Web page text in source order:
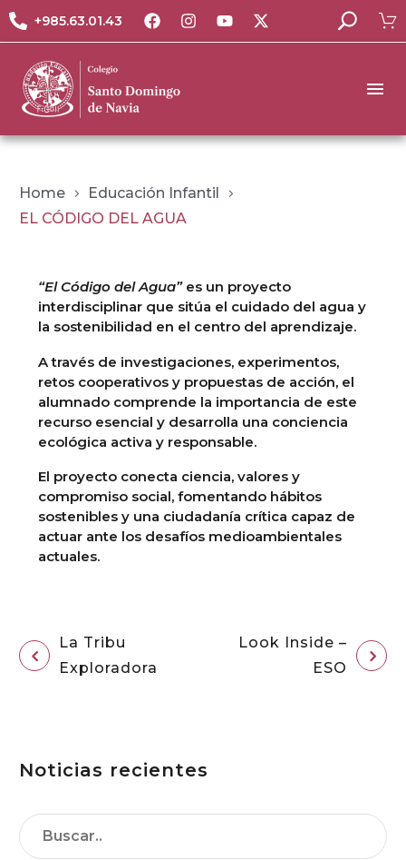
+985.63.01.43
Home
Educación Infantil
EL CÓDIGO DEL AGUA
“El Código del Agua”es un proyecto
interdisciplinar que sitúa el cuidado del agua y
la sostenibilidad en el centro del aprendizaje.
A través de investigaciones, experimentos,
retos cooperativos y propuestas de acción, el
alumnado comprende la importancia de este
recurso esencial y desarrolla una conciencia
ecológica activa y responsable.
El proyecto conecta ciencia, valores y
compromiso social, fomentando hábitos
sostenibles y una ciudadanía crítica capaz de
actuar ante los desafíos medioambientales
actuales.
La Tribu
Exploradora
Look Inside –
ESO
Noticias recientes